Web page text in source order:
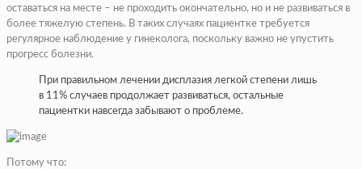
оставаться на месте – не проходить окончательно, но и не развиваться в
более тяжелую степень. В таких случаях пациентке требуется
регулярное наблюдение у гинеколога, поскольку важно не упустить
прогресс болезни.
При правильном лечении дисплазия легкой степени лишь
в 11% случаев продолжает развиваться, остальные
пациентки навсегда забывают о проблеме.
Потому что: